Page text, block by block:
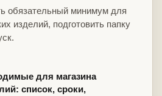
обязательный минимум для
изделий, подготовить папку
для магазина
список, сроки,